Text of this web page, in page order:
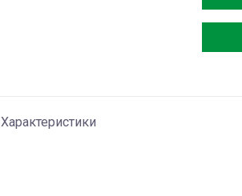
ASP-
Характеристики